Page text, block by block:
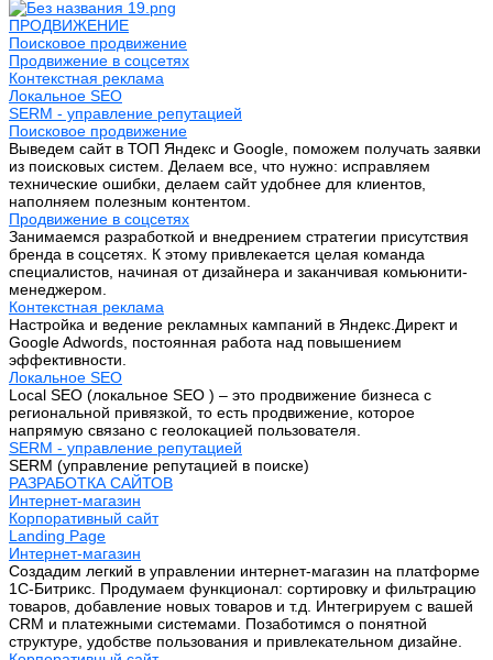
ПРОДВИЖЕНИЕ
Поисковое продвижение
Продвижение в соцсетях
Контекстная реклама
Локальное SEO
SERM - управление репутацией
Поисковое продвижение
Выведем сайт в ТОП Яндекс и Google, поможем получать заявки
из поисковых систем. Делаем все, что нужно: исправляем
технические ошибки, делаем сайт удобнее для клиентов,
наполняем полезным контентом.
Продвижение в соцсетях
Занимаемся разработкой и внедрением стратегии присутствия
бренда в соцсетях. К этому привлекается целая команда
специалистов, начиная от дизайнера и заканчивая комьюнити-
менеджером.
Контекстная реклама
Настройка и ведение рекламных кампаний в Яндекс.Директ и
Google Adwords, постоянная работа над повышением
эффективности.
Локальное SEO
Local SEO (локальное SEO ) – это продвижение бизнеса с
региональной привязкой, то есть продвижение, которое
напрямую связано с геолокацией пользователя.
SERM - управление репутацией
SERM (управление репутацией в поиске)
РАЗРАБОТКА САЙТОВ
Интернет-магазин
Корпоративный сайт
Landing Page
Интернет-магазин
Создадим легкий в управлении интернет-магазин на платформе
1С-Битрикс. Продумаем функционал: сортировку и фильтрацию
товаров, добавление новых товаров и т.д. Интегрируем с вашей
CRM и платежными системами. Позаботимся о понятной
структуре, удобстве пользования и привлекательном дизайне.